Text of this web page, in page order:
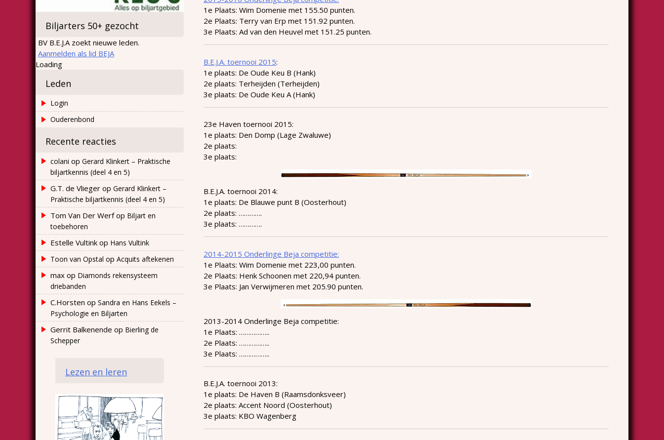
1e Plaats: Wim Domenie met 155.50 punten.
2e Plaats: Terry van Erp met 151.92 punten.
3e Plaats: Ad van den Heuvel met 151.25 punten.
B.E.J.A. toernooi 2015:
1e plaats: De Oude Keu B (Hank)
2e plaats: Terheijden (Terheijden)
3e plaats: De Oude Keu A (Hank)
23e Haven toernooi 2015:
1e plaats: Den Domp (Lage Zwaluwe)
2e plaats:
3e plaats:
B.E.J.A. toernooi 2014:
1e plaats: De Blauwe punt B (Oosterhout)
2e plaats: ………….
3e plaats: ………….
2014-2015 Onderlinge Beja competitie:
1e Plaats: Wim Domenie met 223,00 punten.
2e Plaats: Henk Schoonen met 220,94 punten.
3e Plaats: Jan Verwijmeren met 205.90 punten.
2013-2014 Onderlinge Beja competitie:
1e Plaats: ……………..
2e Plaats: ……………..
3e Plaats: ……………..
B.E.J.A. toernooi 2013:
1e plaats: De Haven B (Raamsdonksveer)
2e plaats: Accent Noord (Oosterhout)
3e plaats: KBO Wagenberg
Biljarters 50+ gezocht
BV B.E.J.A zoekt nieuwe leden.
Aanmelden als lid BEJA
Loading
Leden
Login
Ouderenbond
Recente reacties
colani op Gerard Klinkert – Praktische
biljartkennis (deel 4 en 5)
G.T. de Vlieger op Gerard Klinkert –
Praktische biljartkennis (deel 4 en 5)
Tom Van Der Werfop Biljart en
toebehoren
Estelle Vultink op Hans Vultink
Toon van Opstal op Acquits aftekenen
max op Diamonds rekensysteem
driebanden
C.Horsten op Sandra en Hans Eekels –
Psychologie en Biljarten
Gerrit Balkenende op Bierling de
Schepper
Lezen en leren